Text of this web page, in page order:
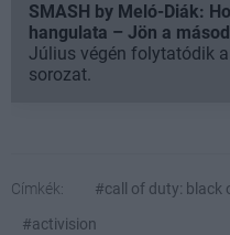
SMASH by Meló-Diák:
hangulata – Jön a
Július végén folytatódik
sorozat.
Címkék: #call of duty: black
#activision